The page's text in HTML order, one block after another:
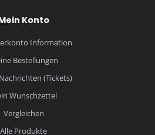
Konto
Information
Bestellungen
(Tickets)
Wunschzettel
Vergleichen
Alle Produkte